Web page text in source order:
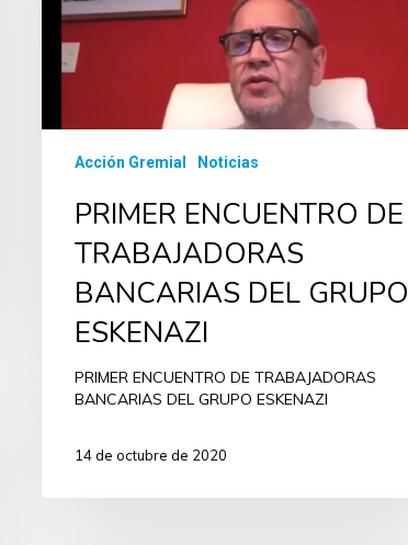
Acción Gremial Noticias
PRIMER ENCUENTRO DE
TRABAJADORAS
BANCARIAS DEL GRUPO
ESKENAZI
PRIMER ENCUENTRO DE TRABAJADORAS
BANCARIAS DEL GRUPO ESKENAZI
14 de octubre de 2020